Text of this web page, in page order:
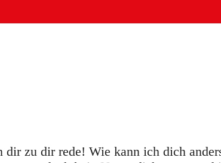
zu dir rede! Wie kann ich dich